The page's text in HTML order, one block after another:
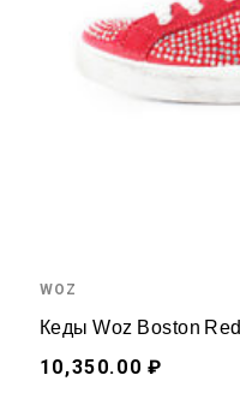
WOZ
Кеды Woz Boston Red
10,350.00 ₽